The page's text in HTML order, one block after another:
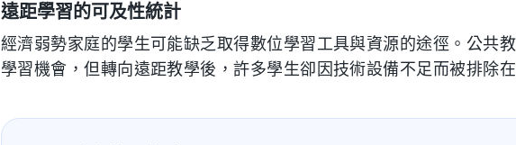
遠距學習的可及性統計
經濟弱勢家庭的學生可能缺乏取得數位學習工具與資源的途徑。公共
學習機會，但轉向遠距教學後，許多學生卻因技術設備不足而被排除在